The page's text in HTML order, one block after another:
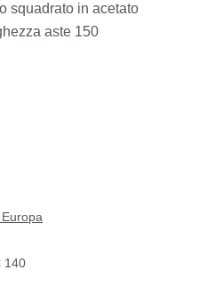
squadrato in acetato
aste 150
140